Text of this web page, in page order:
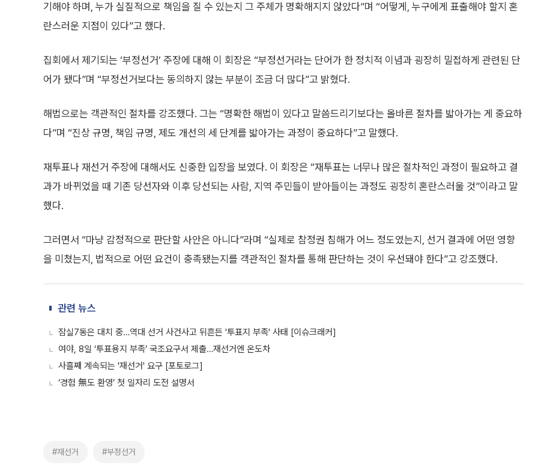
기해야 하며, 누가 실질적으로 책임을 질 수 있는지 그 주체가 명확해지지 않았다”며 “어떻게, 누구에게 표출해야 할지 혼
란스러운 지점이 있다”고 했다.
집회에서 제기되는 ‘부정선거’ 주장에 대해 이 회장은 “부정선거라는 단어가 한 정치적 이념과 굉장히 밀접하게 관련된 단
어가 됐다”며 “부정선거보다는 동의하지 않는 부분이 조금 더 많다”고 밝혔다.
해법으로는 객관적인 절차를 강조했다. 그는 “명확한 해법이 있다고 말씀드리기보다는 올바른 절차를 밟아가는 게 중요하
다”며 “진상 규명, 책임 규명, 제도 개선의 세 단계를 밟아가는 과정이 중요하다”고 말했다.
재투표나 재선거 주장에 대해서도 신중한 입장을 보였다. 이 회장은 “재투표는 너무나 많은 절차적인 과정이 필요하고 결
과가 바뀌었을 때 기존 당선자와 이후 당선되는 사람, 지역 주민들이 받아들이는 과정도 굉장히 혼란스러울 것”이라고 말
했다.
그러면서 “마냥 감정적으로 판단할 사안은 아니다”라며 “실제로 참정권 침해가 어느 정도였는지, 선거 결과에 어떤 영향
을 미쳤는지, 법적으로 어떤 요건이 충족됐는지를 객관적인 절차를 통해 판단하는 것이 우선돼야 한다”고 강조했다.
관련 뉴스
잠실7동은 대치 중…역대 선거 사건사고 뒤흔든 '투표지 부족' 사태 [이슈크래커]
여야, 8일 ‘투표용지 부족’ 국조요구서 제출…재선거엔 온도차
사흘째 계속되는 '재선거' 요구 [포토로그]
‘경험 無도 환영’ 첫 일자리 도전 설명서
#재선거 #부정선거